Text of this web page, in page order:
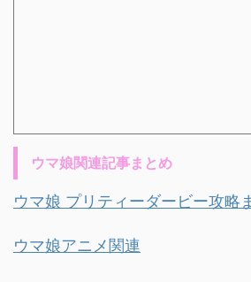
ウマ娘関連記事まとめ
ウマ娘 プリティーダービー攻略
ウマ娘アニメ関連